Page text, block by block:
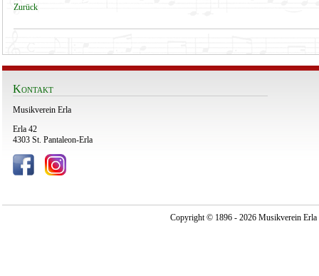
Zurück
Kontakt
Musikverein Erla
Erla 42
4303 St. Pantaleon-Erla
Copyright © 1896 - 2026 Musikverein Erla